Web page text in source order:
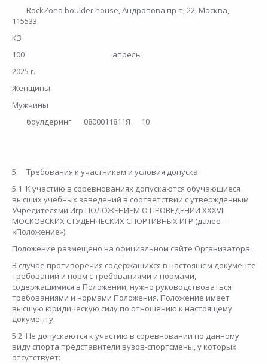
RockZona boulder house, Андропова пр-т, 22, Москва,
115533.
КЗ
100
апрель
2025 г.
Женщины
Мужчины
боулдеринг
0800011811Я 10
5.
Требования к участникам и условия допуска
5.1. К участию в соревнованиях допускаются обучающиеся
высших учебных заведений в соответствии с утвержденным
Учредителями Игр ПОЛОЖЕНИЕМ О ПРОВЕДЕНИИ XXXVII
МОСКОВСКИХ СТУДЕНЧЕСКИХ СПОРТИВНЫХ ИГР (далее –
«Положение»).
Положение размещено на официальном сайте Организатора.
В случае противоречия содержащихся в настоящем документе
требований и норм с требованиями и нормами,
содержащимися в Положении, нужно руководствоваться
требованиями и нормами Положения. Положение имеет
высшую юридическую силу по отношению к настоящему
документу.
5.2. Не допускаются к участию в соревновании по данному
виду спорта представители вузов-спортсмены, у которых
отсутствует: